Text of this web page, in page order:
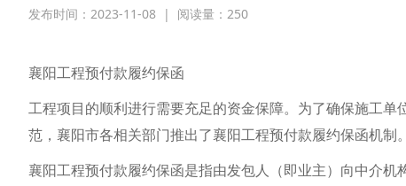
发布时间：2023-11-08 | 阅读量： 250
襄阳工程预付款履约保函
工程项目的顺利进行需要充足的资金保障。为了确保施工
范，襄阳市各相关部门推出了襄阳工程预付款履约保函机制。
襄阳工程预付款履约保函是指由发包人（即业主）向中介